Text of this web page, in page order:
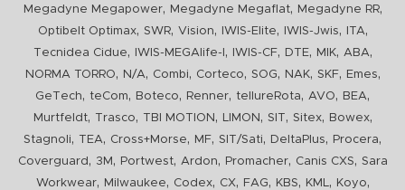
Megadyne Megapower, Megadyne Megaflat, Megadyne RR,
Optibelt Optimax, SWR, Vision, IWIS-Elite, IWIS-Jwis, ITA,
Tecnidea Cidue, IWIS-MEGAlife-I , IWIS-CF, DTE, MIK, ABA,
NORMA TORRO, N/A, Combi, Corteco, SOG, NAK, SKF, Emes,
GeTech, teCom, Boteco, Renner, tellureRota, AVO, BEA,
Murtfeldt, Trasco, TBI MOTION , LIMON , SIT, Sitex, Bowex,
Stagnoli, TEA, Cross+Morse, MF, SIT/Sati, DeltaPlus, Procera,
Coverguard , 3M , Portwest, Ardon, Promacher, Canis CXS, Sara
Workwear, Milwaukee, Codex, CX, FAG, KBS, KML, Koyo,